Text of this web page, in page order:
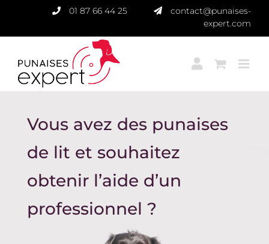
contenu
01 87 66 44 25
contact@punaises-
expert.com
Vous avez des punaises
de lit et souhaitez
obtenir l’aide d’un
professionnel ?